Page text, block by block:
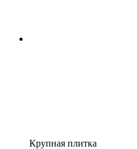
Крупная плитка